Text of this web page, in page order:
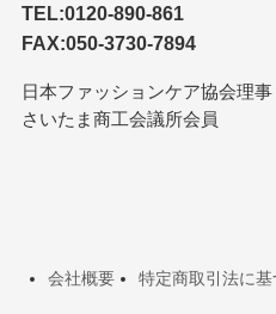
TEL:0120-890-861
FAX:050-3730-7894
日本ファッションケア協会理事
さいたま商工会議所会員
会社概要 特定商取引法に